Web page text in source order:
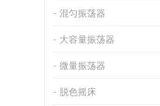
混匀振荡器
大容量振荡器
微量振荡器
脱色摇床